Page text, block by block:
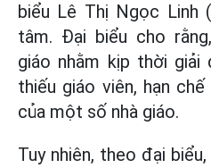
biểu Lê Thị Ngọc Linh
tâm. Đại biểu cho
giáo nhằm kịp thời
thiếu giáo viên, hạn
của một số nhà giáo.
Tuy nhiên, theo đại